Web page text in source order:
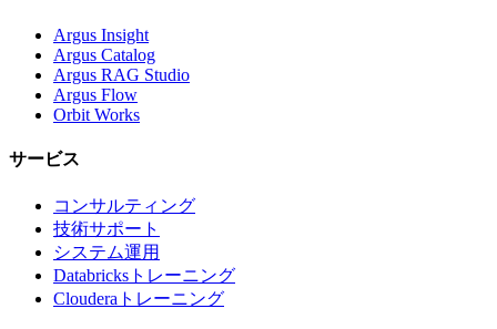
Argus Insight
Argus Catalog
Argus RAG Studio
Argus Flow
Orbit Works
サービス
コンサルティング
技術サポート
システム運用
Databricksトレーニング
Clouderaトレーニング